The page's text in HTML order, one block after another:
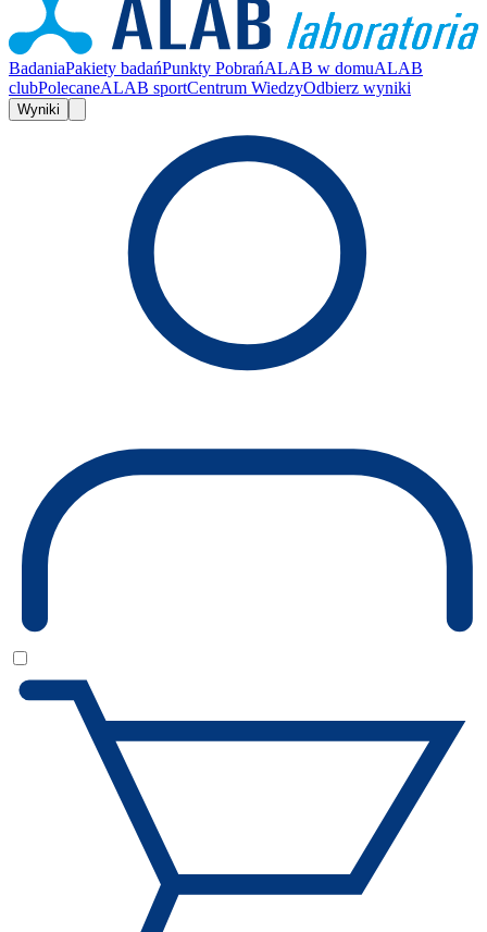
BadaniaPakiety badańPunkty PobrańALAB w domuALAB
clubPolecaneALAB sportCentrum WiedzyOdbierz wyniki
Wyniki